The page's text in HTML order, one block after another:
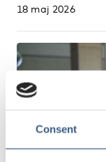
Consent
18 maj 2026